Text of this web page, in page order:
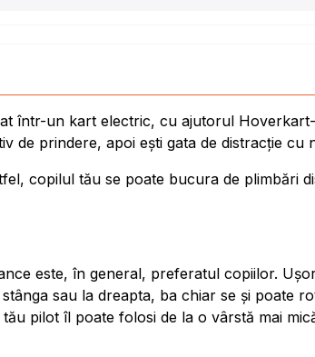
într-un kart electric, cu ajutorul
de prindere, apoi ești gata de distracție cu
copilul tău se poate bucura de plimbări
este, în general, preferatul copiilor.
sau la dreapta, ba chiar se și poate
pilot îl poate folosi de la o vârstă mai